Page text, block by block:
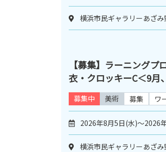
横浜市民ギャラリーあざみ
【募集】ラーニング
衣・クロッキーC＜9月
募集中 美術 募集 ワ
2026年8月5日(水)～2026
横浜市民ギャラリーあざみ